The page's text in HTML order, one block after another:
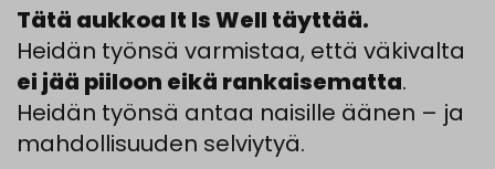
Tätä aukkoa It Is Well täyttää.
Heidän työnsä varmistaa, että väkivalta
ei jää piiloon eikä rankaisematta.
Heidän työnsä antaa naisille äänen – ja
mahdollisuuden selviytyä.